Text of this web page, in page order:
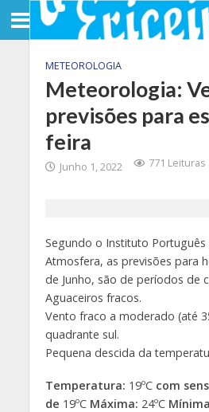
METEOROLOGIA
Meteorologia:
previsões para
feira
Junho 1, 2022 771 Leituras
Segundo o Instituto
Atmosfera, as previsões para
de Junho, são de períodos de
Aguaceiros fracos.
Vento fraco a moderado (até
quadrante sul.
Pequena descida da
Temperatura: 19ºC com
de 19ºC Máxima: 24ºC